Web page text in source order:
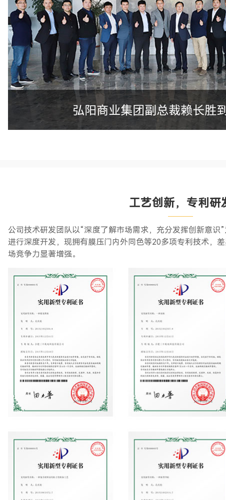
工艺创新，专利研
公司技术研发团队以“深度了解市场需求，充分发挥创新意识
进行深度开发，现拥有膜压门内外同色等20多项专利技术，
场竞争力显著增强。